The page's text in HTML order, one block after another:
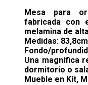
Mesa para
fabricada con
melamina de
Medidas:
Fondo/
Una magnifica
dormitorio o
Mueble en Kit,